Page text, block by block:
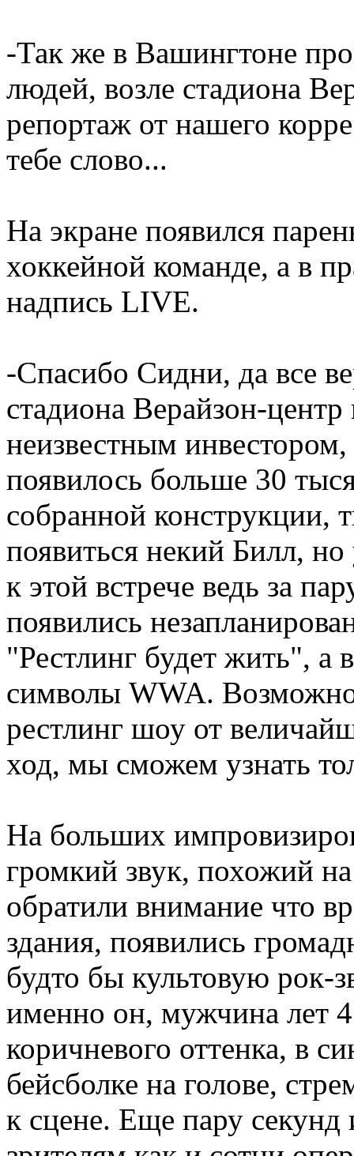
-Так же в Вашингтоне
людей, возле стадиона
репортаж от нашего
тебе слово...
На экране появился
хоккейной команде, а в
надпись LIVE.
-Спасибо Сидни, да все
стадиона Верайзон-центр
неизвестным
появилось больше 30
собранной конструкции,
появиться некий Билл,
к этой встрече ведь за
появились
"Рестлинг будет жить", а
символы WWA.
рестлинг шоу от
ход, мы сможем узнать
На больших
громкий звук, похожий
обратили внимание что
здания, появились
будто бы культовую рок-
именно он, мужчина лет
коричневого оттенка, в
бейсболке на голове,
к сцене. Еще пару